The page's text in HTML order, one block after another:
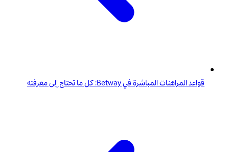
قواعد المراهنات المباشرة في Betway: كل ما تحتاج إلى معرفته